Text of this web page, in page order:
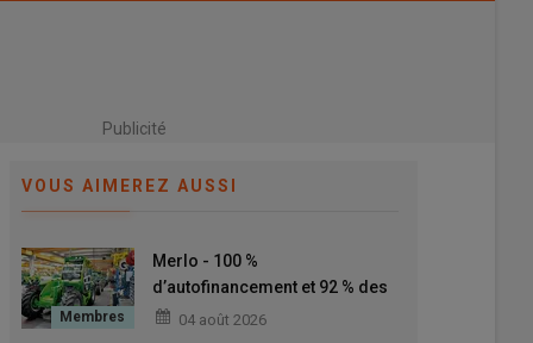
Publicité
VOUS AIMEREZ AUSSI
Merlo - 100 %
d’autofinancement et 92 % des
composants des chargeurs
04 août 2026